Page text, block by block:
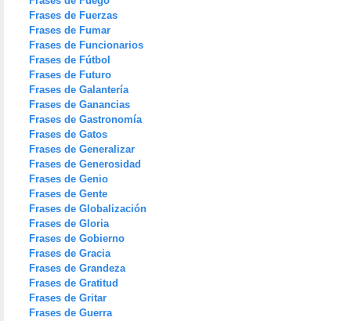
Frases de Fuerzas
Frases de Fumar
Frases de Funcionarios
Frases de Fútbol
Frases de Futuro
Frases de Galantería
Frases de Ganancias
Frases de Gastronomía
Frases de Gatos
Frases de Generalizar
Frases de Generosidad
Frases de Genio
Frases de Gente
Frases de Globalización
Frases de Gloria
Frases de Gobierno
Frases de Gracia
Frases de Grandeza
Frases de Gratitud
Frases de Gritar
Frases de Guerra